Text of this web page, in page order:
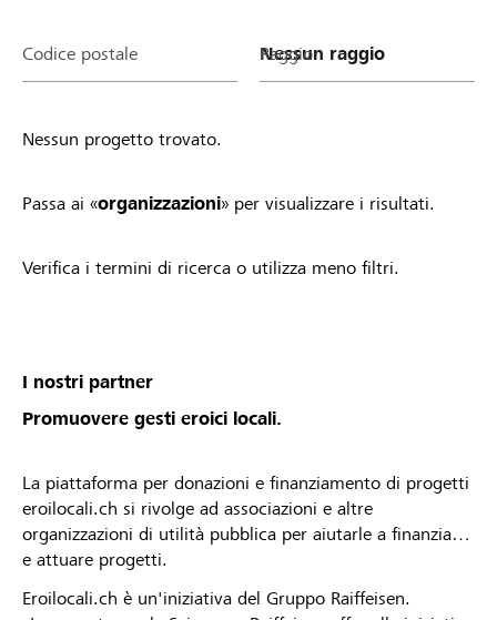
Codice postale Raggio
Nessun progetto trovato.
Passa ai «organizzazioni» per visualizzare i risultati.
Verifica i termini di ricerca o utilizza meno filtri.
I nostri partner
Promuovere gesti eroici locali.
La piattaforma per donazioni e finanziamento di progetti
eroilocali.ch si rivolge ad associazioni e altre
organizzazioni di utilità pubblica per aiutarle a finanziare
e attuare progetti.
Eroilocali.ch è un'iniziativa del Gruppo Raiffeisen.